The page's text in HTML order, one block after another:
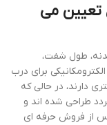
تعیین می
طول شفت،
برای درب
دارند، در حالی که
طراحی شده اند و
از فروش حرفه ای